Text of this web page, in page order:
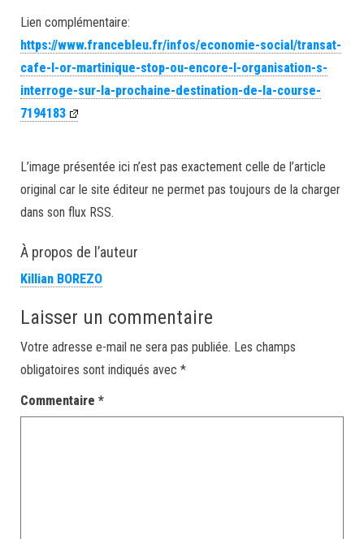
Lien complémentaire:
https://www.francebleu.fr/infos/economie-social/transat-
cafe-l-or-martinique-stop-ou-encore-l-organisation-s-
interroge-sur-la-prochaine-destination-de-la-course-
7194183
L’image présentée ici n’est pas exactement celle de l’article
original car le site éditeur ne permet pas toujours de la charger
dans son flux RSS.
À propos de l’auteur
Killian BOREZO
Laisser un commentaire
Votre adresse e-mail ne sera pas publiée. Les champs
obligatoires sont indiqués avec *
Commentaire *